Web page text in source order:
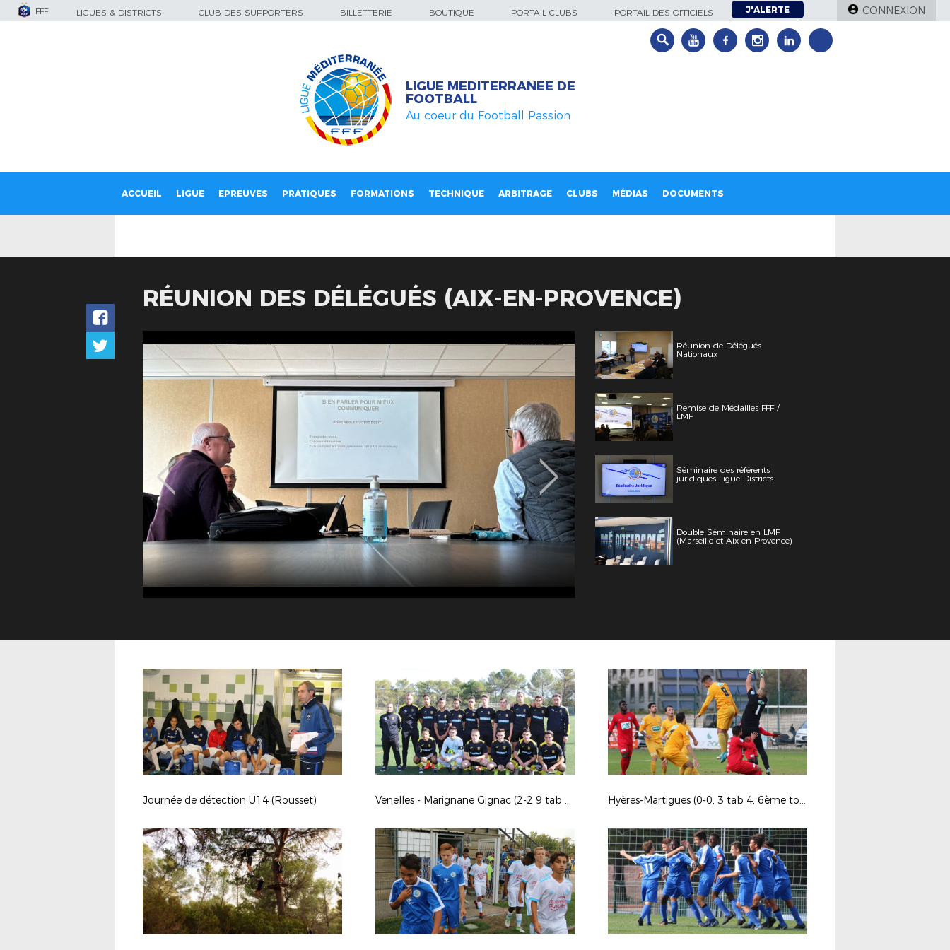
FFF LIGUES & DISTRICTS CLUB DES SUPPORTERS BILLETTERIE BOUTIQUE PORTAIL CLUBS PORTAIL DES OFFICIELS J'ALERTE CONNEXION
LIGUE MEDITERRANEE DE
FOOTBALL
Au coeur du Football Passion
ACCUEIL LIGUE EPREUVES PRATIQUES FORMATIONS TECHNIQUE ARBITRAGE CLUBS MÉDIAS DOCUMENTS
RÉUNION DES DÉLÉGUÉS (AIX-EN-PROVENCE)
Réunion de Délégués
Nationaux
Remise de Médailles FFF /
LMF
Séminaire des référents
juridiques Ligue-Districts
Double Séminaire en LMF
(Marseille et Aix-en-Provence)
Journée de détection U14 (Rousset) Venelles - Marignane Gignac (2-2 9 tab 10, 4ème tour de Coupe Gambardella) Hyères-Martigues (0-0, 3 tab 4, 6ème tour de Coupe de France)